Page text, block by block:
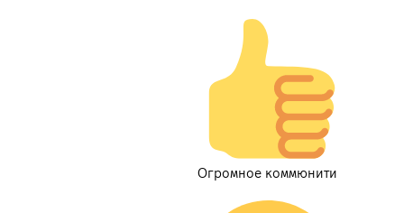
Огромное коммюнити